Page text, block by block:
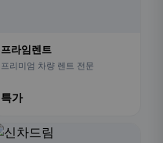
프라임렌트
프리미엄 차량 렌트 전문
특가